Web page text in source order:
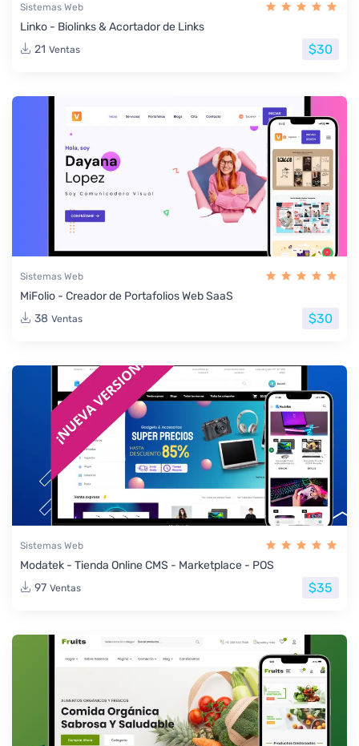
Sistemas Web
Linko - Biolinks & Acortador de Links
21 Ventas $30
Sistemas Web
MiFolio - Creador de Portafolios Web SaaS
38 Ventas $30
Sistemas Web
Modatek - Tienda Online CMS - Marketplace - POS
97 Ventas $35